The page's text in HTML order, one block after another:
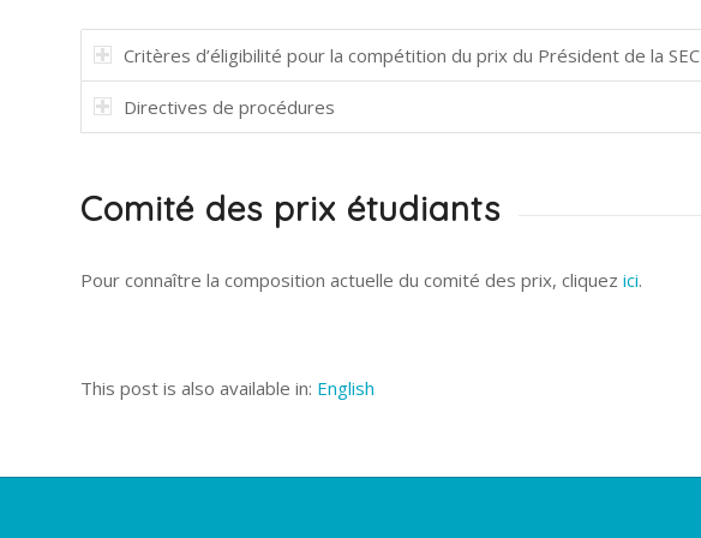
Critères d’éligibilité pour la compétition du prix du Président de la SEC
Directives de procédures
Comité des prix étudiants
Pour connaître la composition actuelle du comité des prix, cliquez ici.
This post is also available in: English